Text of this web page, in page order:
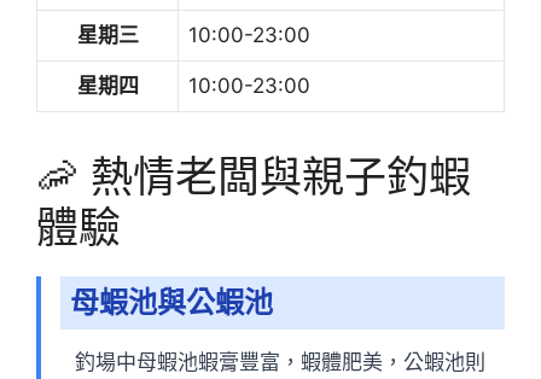
星期三 10:00-23:00
星期四 10:00-23:00
🦐 熱情老闆與親子釣蝦
體驗
母蝦池與公蝦池
釣場中母蝦池蝦膏豐富，蝦體肥美，公蝦池則